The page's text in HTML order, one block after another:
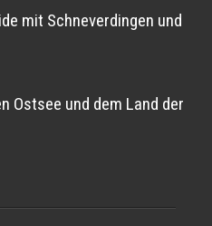
mit Schneverdingen und
Ostsee und dem Land der